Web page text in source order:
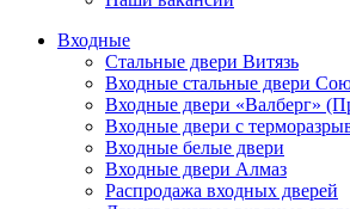
Входные
Стальные двери Витязь
Входные стальные двери
Входные двери «Валберг»
Входные двери с
Входные белые двери
Входные двери Алмаз
Распродажа входных дверей